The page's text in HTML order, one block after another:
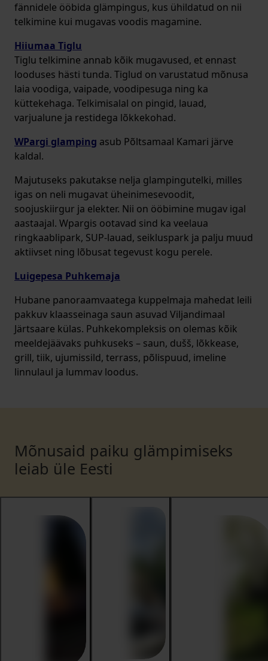
fännidele ööbida glämpingus, kus ühildatud on nii
telkimine kui mugavas voodis magamine.
Hiiumaa Tiglu
Tiglu telkimine annab kõik mugavused, et ennast
looduses hästi tunda. Tiglud on varustatud mõnusa
laia voodiga, vaipade, voodipesuga ning ka
küttekehaga. Telkimisalal on pingid, lauad,
varjualune ja restidega lõkkekohad.
WPargi glamping asub Põltsamaal Kamari järve
kaldal.
Majutuseks pakutakse nelja glampingutelki, milles
igas on neli mugavat üheinimesevoodit,
soojuskiirgur ja elekter. Nii on ööbimine mugav igal
aastaajal. Wpargis ootavad sind ka veelaua
ringkaablipark, SUP-lauad, seikluspark ja palju muud
aktiivset ning lõbusat tegevust kogu perele.
Luigepesa Puhkemaja
Hubane panoraamvaatega kuppelmaja mahedat leili
pakkuv klaasseinaga saun asuvad Viljandimaal
Järtsaare külas. Puhkekompleksis on olemas kõik
meeldejäävaks puhkuseks – saun, dušš, lõkkease,
grill, tiik, ujumissild, terrass, põlispuud, imeline
linnulaul ja lummav loodus.
Mõnusaid paiku glämpimiseks
leiab üle Eesti